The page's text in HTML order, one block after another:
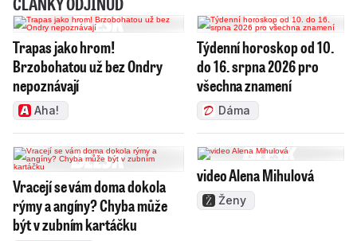
Trapas jako hrom!
Brzobohatou už bez Ondry
nepoznávají
Aha!
Týdenní horoskop od 10.
do 16. srpna 2026 pro
všechna znamení
Dáma
Vracejí se vám doma dokola
rýmy a angíny? Chyba může
být v zubním kartáčku
video Alena Mihulová
Ženy